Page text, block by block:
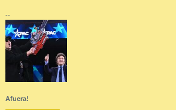
--
Afuera!